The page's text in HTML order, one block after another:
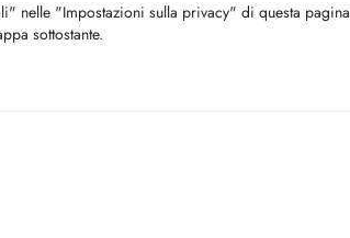
nelle "Impostazioni sulla privacy" di questa pagina
sottostante.